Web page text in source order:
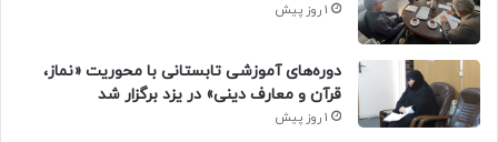
1 روز پیش
دوره‌های آموزشی تابستانی با محوریت «نماز،
قرآن و معارف دینی» در یزد برگزار شد
1 روز پیش